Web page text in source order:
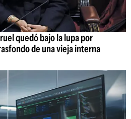
quedó bajo la lupa por
de una vieja interna